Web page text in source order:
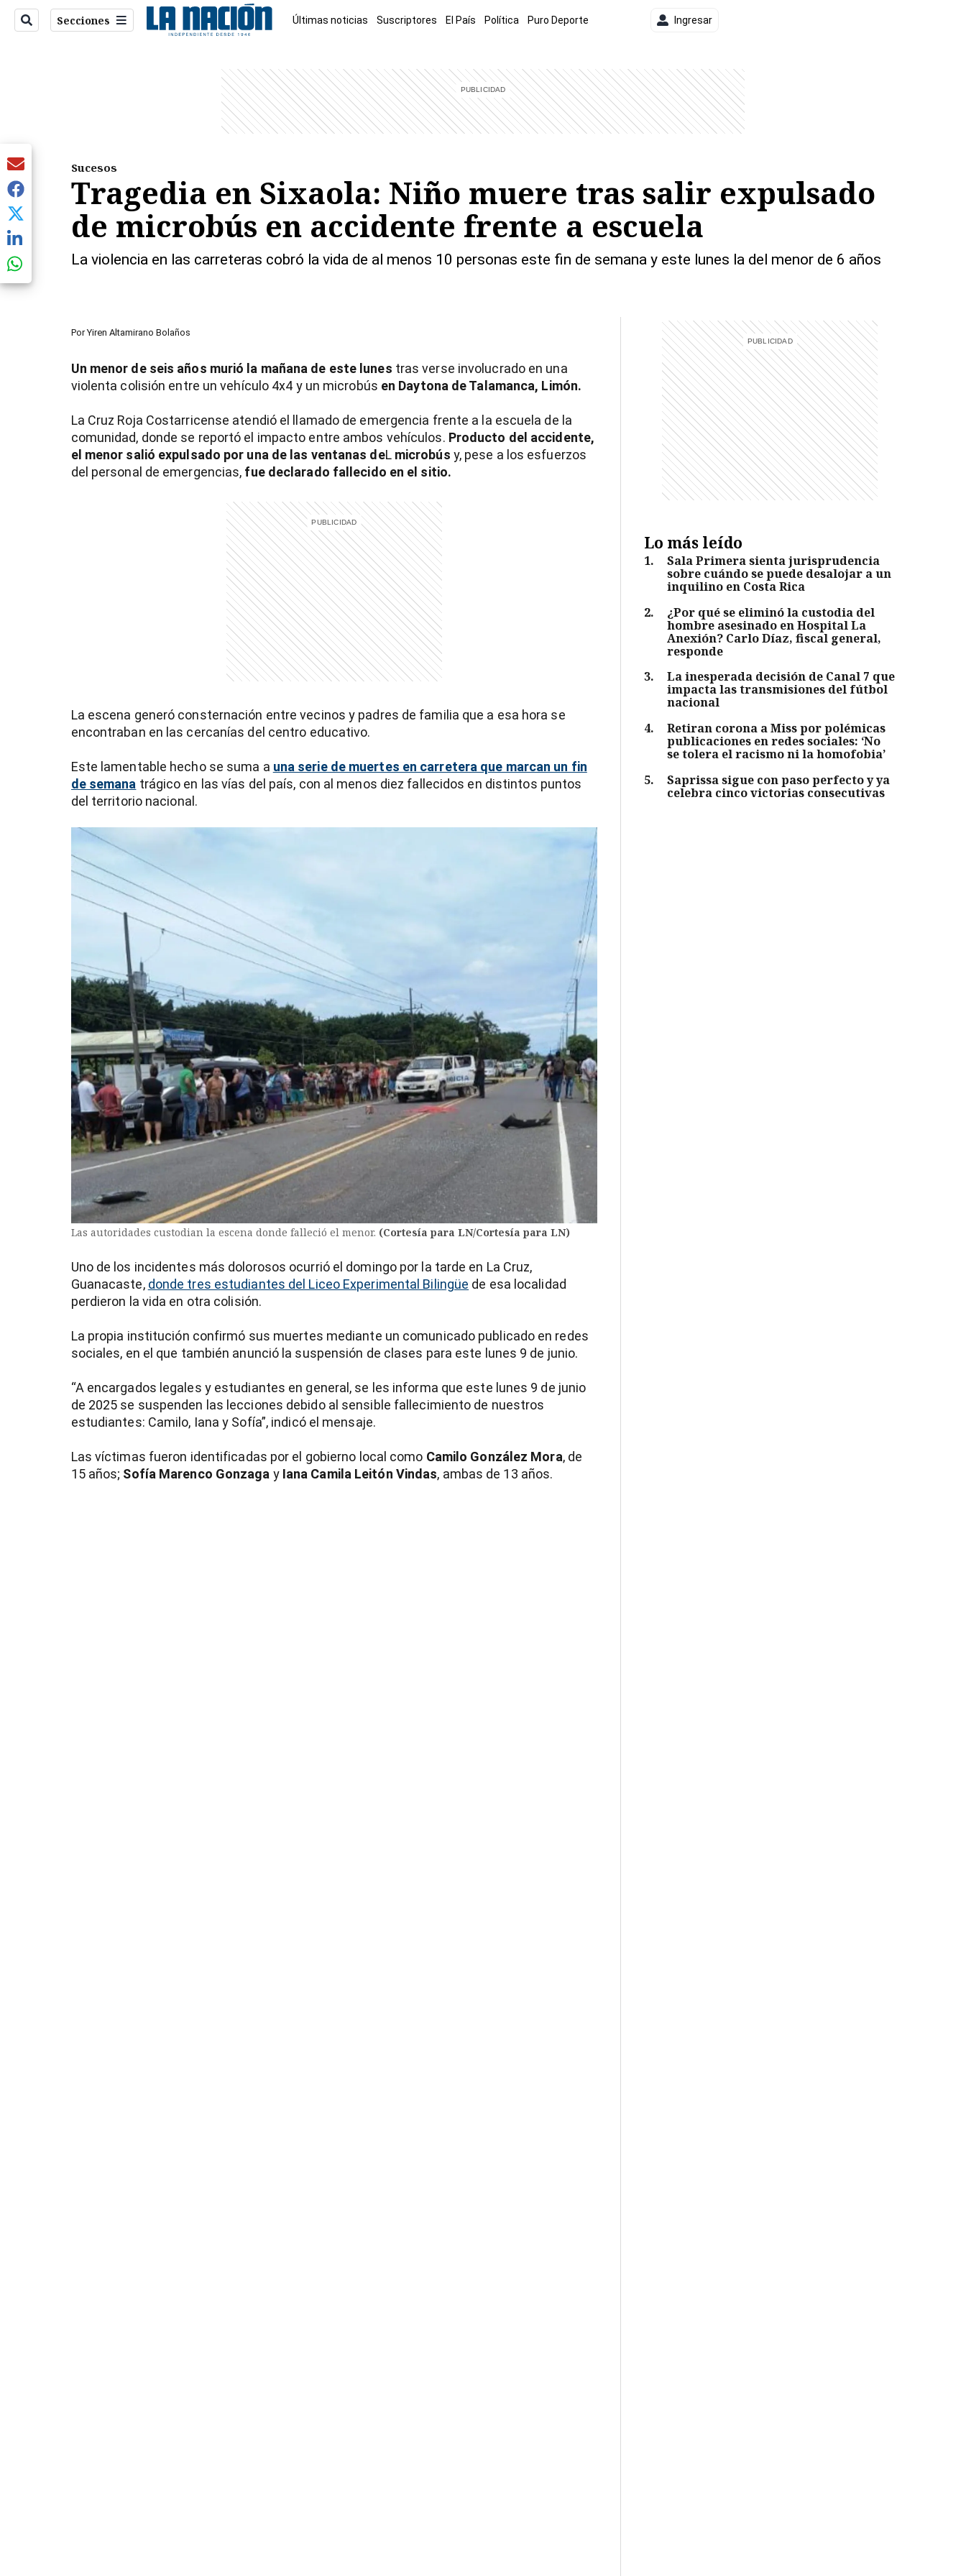
Secciones Últimas noticias Suscriptores El País Política Puro Deporte Ingresar
Sucesos
Tragedia en Sixaola: Niño muere tras salir expulsado
de microbús en accidente frente a escuela
La violencia en las carreteras cobró la vida de al menos 10 personas este fin de semana y este lunes la del menor de 6 años
Por Yiren Altamirano Bolaños
Un menor de seis años murió la mañana de este lunes tras verse involucrado en una
violenta colisión entre un vehículo 4x4 y un microbús en Daytona de Talamanca, Limón.
La Cruz Roja Costarricense atendió el llamado de emergencia frente a la escuela de la
comunidad, donde se reportó el impacto entre ambos vehículos. Producto del accidente,
el menor salió expulsado por una de las ventanas deLmicrobús y, pese a los esfuerzos
del personal de emergencias, fue declarado fallecido en el sitio.
La escena generó consternación entre vecinos y padres de familia que a esa hora se
encontraban en las cercanías del centro educativo.
Este lamentable hecho se suma a una serie de muertes en carretera que marcan un fin
de semana trágico en las vías del país, con al menos diez fallecidos en distintos puntos
del territorio nacional.
Las autoridades custodian la escena donde falleció el menor. (Cortesía para LN/Cortesía para LN)
Uno de los incidentes más dolorosos ocurrió el domingo por la tarde en La Cruz,
Guanacaste, donde tres estudiantes del Liceo Experimental Bilingüe de esa localidad
perdieron la vida en otra colisión.
La propia institución confirmó sus muertes mediante un comunicado publicado en redes
sociales, en el que también anunció la suspensión de clases para este lunes 9 de junio.
“A encargados legales y estudiantes en general, se les informa que este lunes 9 de junio
de 2025 se suspenden las lecciones debido al sensible fallecimiento de nuestros
estudiantes: Camilo, Iana y Sofía”, indicó el mensaje.
Las víctimas fueron identificadas por el gobierno local como Camilo González Mora, de
15 años; Sofía Marenco Gonzaga y Iana Camila Leitón Vindas, ambas de 13 años.
Lo más leído
1.
Sala Primera sienta jurisprudencia
sobre cuándo se puede desalojar a un
inquilino en Costa Rica
2.
¿Por qué se eliminó la custodia del
hombre asesinado en Hospital La
Anexión? Carlo Díaz, fiscal general,
responde
3.
La inesperada decisión de Canal 7 que
impacta las transmisiones del fútbol
nacional
4.
Retiran corona a Miss por polémicas
publicaciones en redes sociales: ‘No
se tolera el racismo ni la homofobia’
5.
Saprissa sigue con paso perfecto y ya
celebra cinco victorias consecutivas